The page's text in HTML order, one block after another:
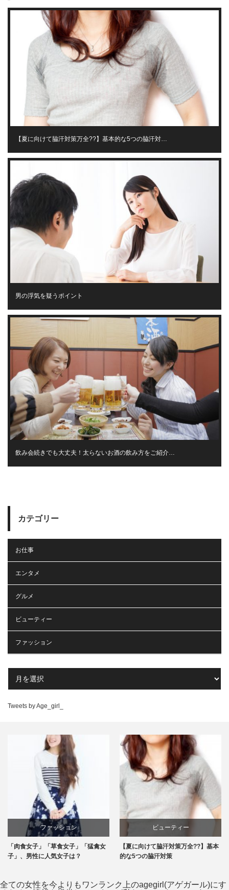
【夏に向けて脇汗対策万全??】基本的な5つの脇汗対…
男の浮気を疑うポイント
飲み会続きでも大丈夫！太らないお酒の飲み方をご紹介…
カテゴリー
お仕事
エンタメ
グルメ
ビューティー
ファッション
Tweets by Age_girl_
ビューティー
【夏に向けて脇汗対策万全??】基本
的な5つの脇汗対策
エンタメ
恋の始まり？飲み会でイイ女の作法2
つ♪これで好感度アップ！
全ての女性を今よりもワンランク上のagegirl(アゲガール)にす